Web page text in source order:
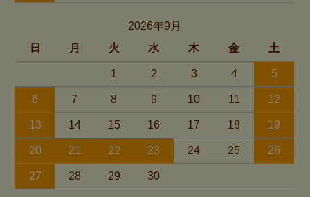
2026年9月
日
月 火 水 木 金 土
1 2 3 4 5
6 7 8 9 10 11 12
13 14 15 16 17 18 19
20 21 22 23 24 25 26
27 28 29 30